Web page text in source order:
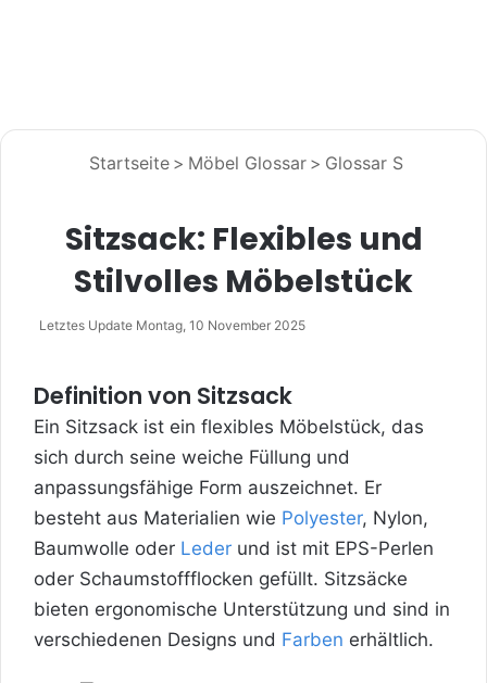
Startseite > Möbel Glossar > Glossar S
Sitzsack: Flexibles und
Stilvolles Möbelstück
Letztes Update Montag, 10 November 2025
Definition von Sitzsack
Ein Sitzsack ist ein flexibles Möbelstück, das
sich durch seine weiche Füllung und
anpassungsfähige Form auszeichnet. Er
besteht aus Materialien wie Polyester, Nylon,
Baumwolle oder Leder und ist mit EPS-Perlen
oder Schaumstoffflocken gefüllt. Sitzsäcke
bieten ergonomische Unterstützung und sind in
verschiedenen Designs und Farben erhältlich.